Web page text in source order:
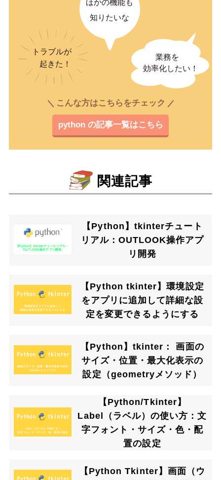
こんな方はこちらをチェック
python の記事一覧はこちら
関連記事
【Python】tkinterチュート
リアル：OUTLOOK操作アプ
リ開発
【Python tkinter】環境設定
をアプリに追加して詳細な設
定を変更できるようにする
【Python】tkinter： 画面の
サイズ・位置・最大化表示の
設定（geometryメソッド）
【Python/Tkinter】
Label（ラベル）の使い方：文
字フォント・サイズ・色・配
置の設定
【Python Tkinter】画面（ウ